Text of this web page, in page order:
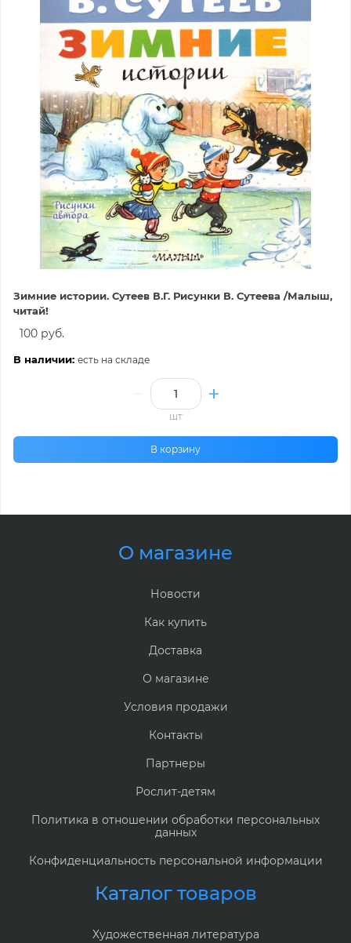
Зимние истории. Сутеев В.Г. Рисунки В. Сутеева /Малыш,
читай!
100 руб.
В наличии: есть на складе
шт
В корзину
О магазине
Новости
Как купить
Доставка
О магазине
Условия продажи
Контакты
Партнеры
Рослит-детям
Политика в отношении обработки персональных
данных
Конфиденциальность персональной информации
Каталог товаров
Художественная литература